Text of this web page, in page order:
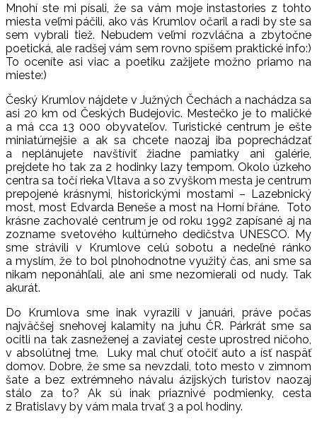
Mnohí ste mi písali, že sa vám moje instastories z tohto
miesta veľmi páčili, ako vás Krumlov očaril a radi by ste sa
sem vybrali tiež. Nebudem veľmi rozvláčna a zbytočne
poetická, ale radšej vám sem rovno spíšem praktické info:)
To oceníte asi viac a poetiku zažijete možno priamo na
mieste:)
Český Krumlov nájdete v Južných Čechách a nachádza sa
asi 20 km od Českých Budejovic. Mestečko je to maličké
a má cca 13 000 obyvateľov. Turistické centrum je ešte
miniatúrnejšie a ak sa chcete naozaj iba poprechádzať
a neplánujete navštíviť žiadne pamiatky ani galérie,
prejdete ho tak za 2 hodinky lazy tempom. Okolo úzkeho
centra sa točí rieka Vltava a so zvyškom mesta je centrum
prepojené krásnymi, historickými mostami – Lazebnický
most, most Edvarda Beneše a most na Horní břáne. Toto
krásne zachovalé centrum je od roku 1992 zapísané aj na
zozname svetového kultúrneho dedičstva UNESCO. My
sme strávili v Krumlove celú sobotu a nedeľné ránko
a myslím, že to bol plnohodnotne využitý čas, ani sme sa
nikam neponáhľali, ale ani sme nezomierali od nudy. Tak
akurát.
Do Krumlova sme inak vyrazili v januári, práve počas
najväčšej snehovej kalamity na juhu ČR. Párkrát sme sa
ocitli na tak zasneženej a zaviatej ceste uprostred ničoho,
v absolútnej tme. Luky mal chuť otočiť auto a ísť naspäť
domov. Dobre, že sme sa nevzdali, toto mesto v zimnom
šate a bez extrémneho návalu ázijských turistov naozaj
stálo za to? Ak sú inak priaznivé podmienky, cesta
z Bratislavy by vám mala trvať 3 a pol hodiny.